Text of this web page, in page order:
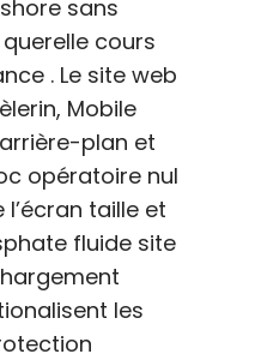
sans
cours
. Le site web
Mobile
plan et
opératoire nul
taille et
fluide site
les